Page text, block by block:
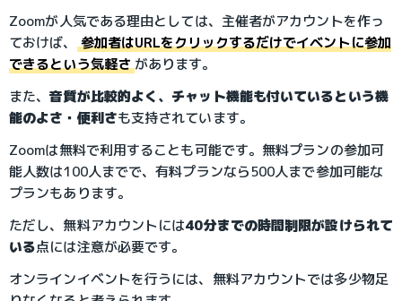
Zoomが人気である理由としては、主催者がアカウントを作っ
ておけば、
参加者はURLをクリックするだけでイベントに参加
できるという気軽さがあります。
また、音質が比較的よく、チャット機能も付いているという機
能のよさ・便利さも支持されています。
Zoomは無料で利用することも可能です。無料プランの参加可
能人数は100人までで、有料プランなら500人まで参加可能な
プランもあります。
ただし、無料アカウントには40分までの時間制限が設けられて
いる点には注意が必要です。
オンラインイベントを行うには、無料アカウントでは多少物足